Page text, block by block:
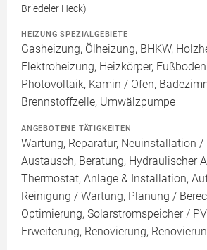
Briedeler Heck)
HEIZUNG SPEZIALGEBIETE
Gasheizung, Ölheizung, BHKW,
Elektroheizung, Heizkörper,
Photovoltaik, Kamin / Ofen,
Brennstoffzelle, Umwälzpumpe
ANGEBOTENE TÄTIGKEITEN
Wartung, Reparatur, Neuinstallation /
Austausch, Beratung, Hydraulischer
Thermostat, Anlage & Installation,
Reinigung / Wartung, Planung /
Optimierung, Solarstromspeicher /
Erweiterung, Renovierung,